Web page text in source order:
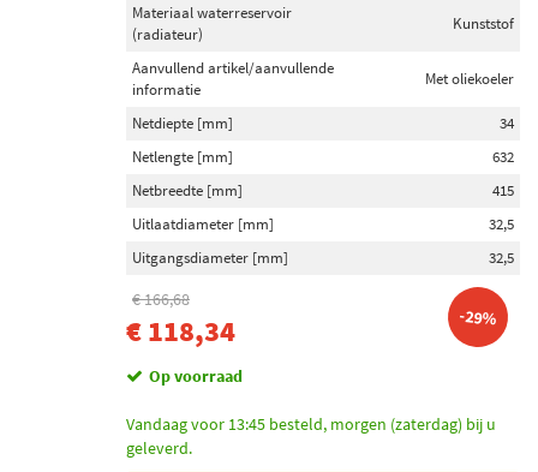
Materiaal waterreservoir
(radiateur)
Kunststof
Aanvullend artikel/aanvullende
informatie
Met oliekoeler
Netdiepte [mm]
34
Netlengte [mm]
632
Netbreedte [mm]
415
Uitlaatdiameter [mm]
32,5
Uitgangsdiameter [mm]
32,5
€ 166,68
€ 118,34 -29%
Op voorraad
Vandaag voor 13:45 besteld, morgen (zaterdag) bij u
geleverd.